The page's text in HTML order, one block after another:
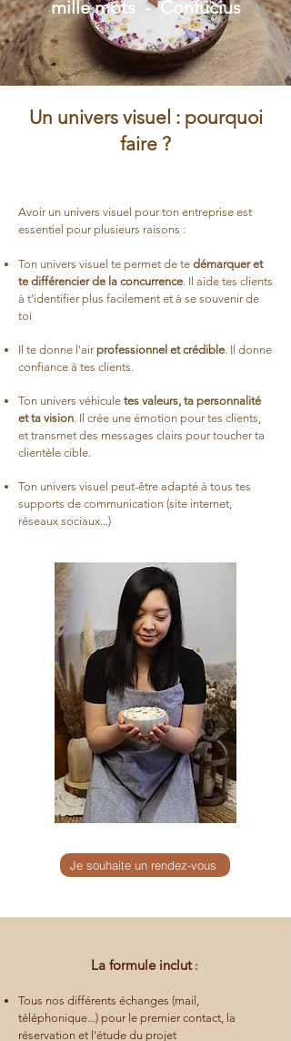
mille mots - Confucius
Un univers visuel : pourquoi
faire ?
Avoir un univers visuel pour ton entreprise est
essentiel pour plusieurs raisons :
Ton univers visuel te permet de te démarquer et
te différencier de la concurrence. Il aide tes clients
à t'identifier plus facilement et à se souvenir de
toi
Il te donne l'air professionnel et crédible. Il donne
confiance à tes clients.
Ton univers véhicule tes valeurs, ta personnalité
et ta vision. Il crée une émotion pour tes clients,
et transmet des messages clairs pour toucher ta
clientèle cible.
Ton univers visuel peut-être adapté à tous tes
supports de communication (site internet,
réseaux sociaux...)
Je souhaite un rendez-vous
La formule inclut:
Tous nos différents échanges (mail,
téléphonique...) pour le premier contact, la
réservation et l'étude du projet